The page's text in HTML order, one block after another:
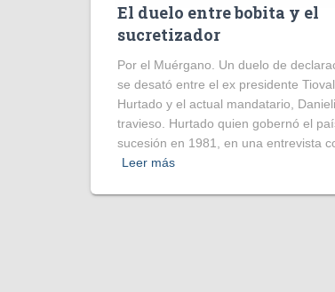
El duelo entre bobita y el
sucretizador
Por el Muérgano. Un duelo de
se desató entre el ex presidente
Hurtado y el actual mandatario,
travieso. Hurtado quien gobernó el
sucesión en 1981, en una entrevista
Leer más